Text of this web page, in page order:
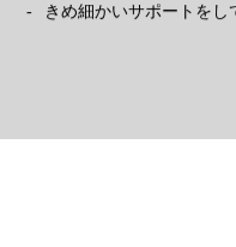
きめ細かいサポートをし